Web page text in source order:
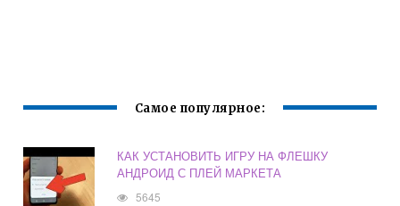
Самое популярное:
КАК УСТАНОВИТЬ ИГРУ НА ФЛЕШКУ
АНДРОИД С ПЛЕЙ МАРКЕТА
5645